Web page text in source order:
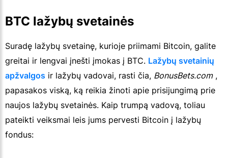
BTC lažybų svetainės
Suradę lažybų svetainę, kurioje priimami Bitcoin, galite
greitai ir lengvai įnešti įmokas į BTC. Lažybų svetainių
apžvalgos ir lažybų vadovai, rasti čia, BonusBets.com,
papasakos viską, ką reikia žinoti apie prisijungimą prie
naujos lažybų svetainės. Kaip trumpą vadovą, toliau
pateikti veiksmai leis jums pervesti Bitcoin į lažybų
fondus: